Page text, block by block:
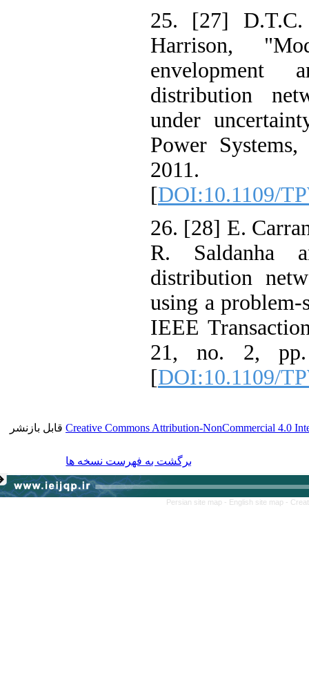
25. [27]
Harrison,
distribution
under
Power
2011.
[DOI:10.1109/
26. [28] E.
R.
distribution
using a
IEEE
21, no. 2,
[DOI:10.1109/
Creative Commons Attribution-NonCommercial 4.0قابل بازنشر
برگشت به فهرست نسخه ها
Persian site map -English site map-